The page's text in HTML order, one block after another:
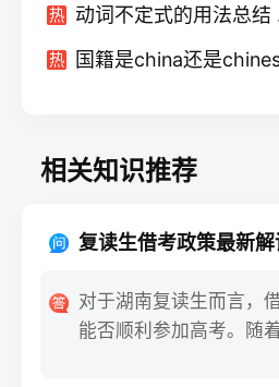
热 动
热
相关知识推荐
复读生借考政策最新解
对于湖南复读生而言，
能否顺利参加高考。随